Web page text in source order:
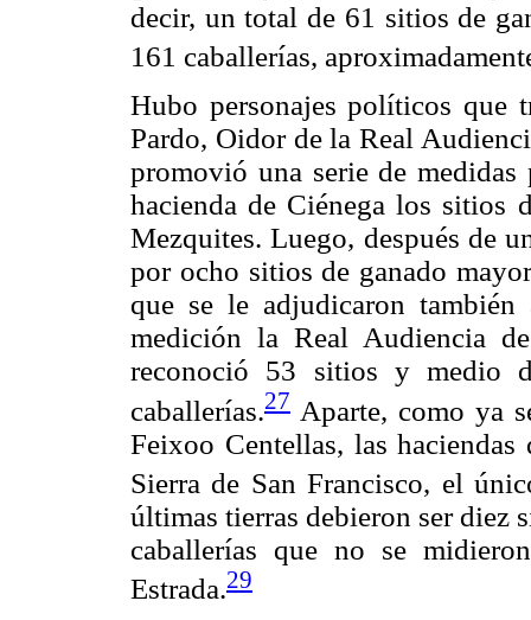
decir, un total de 61 sitios de
161 caballerías,
Hubo personajes políticos que
Pardo, Oidor de la Real
promovió una serie de
hacienda de Ciénega los sitios
Mezquites. Luego, después de
por ocho sitios de ganado
que se le adjudicaron
medición la Real Audiencia
reconoció 53 sitios y medio
caballerías.27 Aparte, como ya
Feixoo Centellas, las
Sierra de San Francisco, el
últimas tierras debieron ser diez
caballerías que no se
Estrada.29